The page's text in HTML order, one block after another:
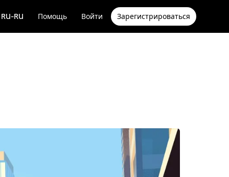
RU-RU Помощь Войти Зарегистрироваться